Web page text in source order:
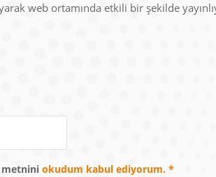
web ortamında etkili bir şekilde
metnini okudum kabul ediyorum. *